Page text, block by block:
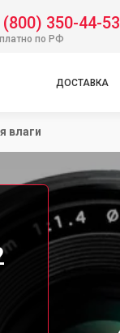
(800) 350-44-53
по РФ
ДОСТАВКА
влаги